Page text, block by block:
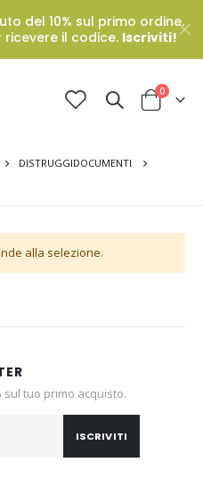
del 10% sul primo ordine.
il codice. Iscriviti!
Cart
0Prodotti
DISTRUGGIDOCUMENTI
alla selezione.
tuo primo acquisto.
ISCRIVITI